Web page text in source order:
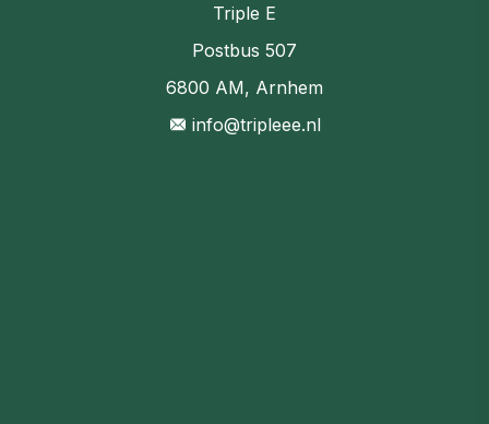
Triple E
Postbus 507
6800 AM, Arnhem
info@tripleee.nl